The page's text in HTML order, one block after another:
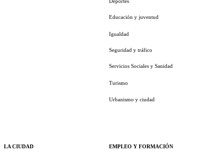
LA CIUDAD
Educación y juventud
Igualdad
Seguridad y tráfico
Servicios Sociales y Sanidad
Turismo
Urbanismo y ciudad
EMPLEO Y FORMACIÓN